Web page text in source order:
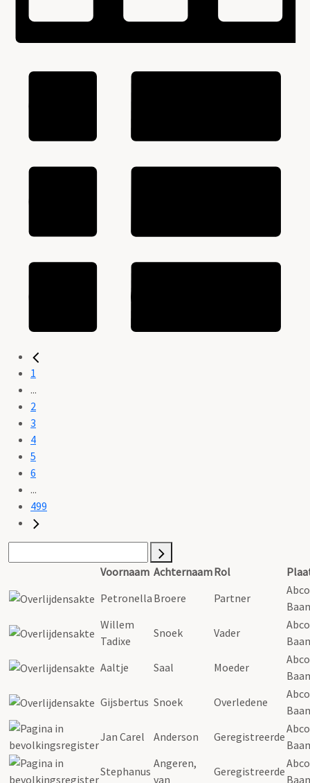
1
...
2
3
4
5
6
...
499
Voornaam AchternaamRol
Petronella Broere Partner
Willem
Tadixe
Snoek Vader
Aaltje
Saal Moeder
Gijsbertus Snoek Overledene
Jan Carel
Anderson Geregistreerde
Stephanus
Angeren,
van
Geregistreerde